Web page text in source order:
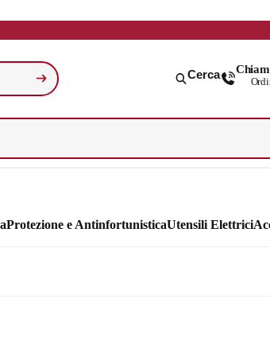
Cerca
Protezione e AntinfortunisticaUtensili Elettrici